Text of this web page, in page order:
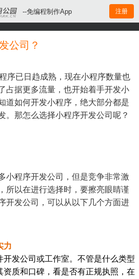
--免编程制作App 注册
公司？
序已日趋成熟，现在小程序数量也
占据更多流量，也开始着手开发小
道如何开发小程序，绝大部分都是
。那怎么选择小程序开发公司呢？
小程序开发公司，但是竞争非常激
所以在进行选择时，要擦亮眼睛谨
开发公司，可以从以下几个方面进
力
发公司或工作室。不管是什么类型
资质和口碑，看是否有正规执照，在